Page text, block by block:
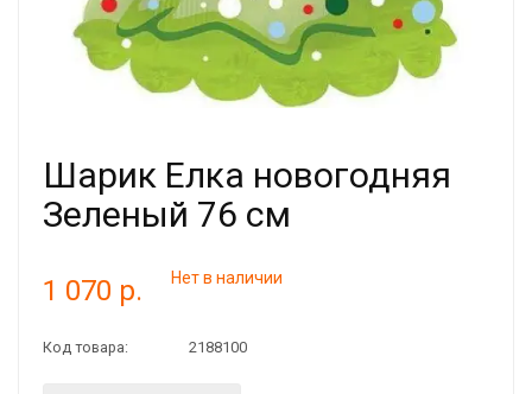
Шарик Елка новогодняя
Зеленый 76 см
1 070 р. Нет в наличии
Код товара: 2188100